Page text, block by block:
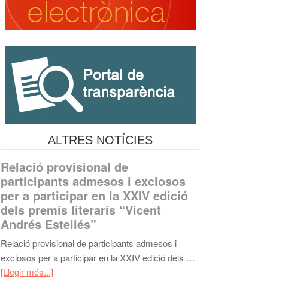
ALTRES NOTÍCIES
Relació provisional de
participants admesos i exclosos
per a participar en la XXIV edició
dels premis literaris “Vicent
Andrés Estellés”
Relació provisional de participants admesos i
exclosos per a participar en la XXIV edició dels …
[Llegir més...]